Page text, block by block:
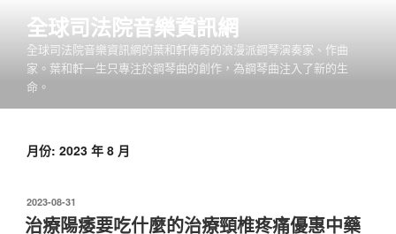
全球司法院音樂資訊網
全球司法院音樂資訊網的葉和軒傳奇的浪漫派鋼琴演奏家、作曲
家。葉和軒一生只專注於鋼琴曲的創作，為鋼琴曲注入了新的生
命。
月份: 2023 年 8 月
發
佈
2023-08-31
治療陽痿要吃什麼的治療頸椎疼痛優惠中藥